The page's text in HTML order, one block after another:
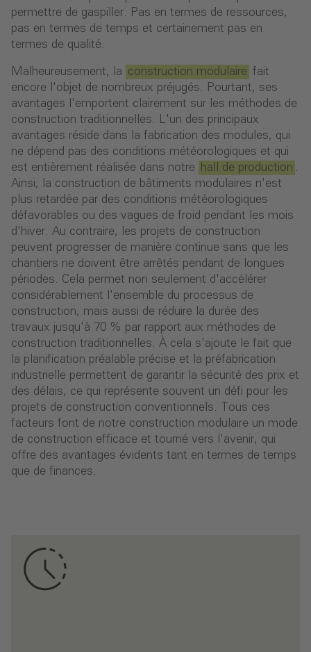
permettre de gaspiller. Pas en termes de ressources,
pas en termes de temps et certainement pas en
termes de qualité.
Malheureusement, la construction modulaire fait
encore l'objet de nombreux préjugés. Pourtant, ses
avantages l'emportent clairement sur les méthodes de
construction traditionnelles. L'un des principaux
avantages réside dans la fabrication des modules, qui
ne dépend pas des conditions météorologiques et qui
est entièrement réalisée dans notre
hall de production .
Ainsi, la construction de bâtiments modulaires n'est
plus retardée par des conditions météorologiques
défavorables ou des vagues de froid pendant les mois
d'hiver. Au contraire, les projets de construction
peuvent progresser de manière continue sans que les
chantiers ne doivent être arrêtés pendant de longues
périodes. Cela permet non seulement d'accélérer
considérablement l'ensemble du processus de
construction, mais aussi de réduire la durée des
travaux jusqu'à 70 % par rapport aux méthodes de
construction traditionnelles. À cela s'ajoute le fait que
la planification préalable précise et la préfabrication
industrielle permettent de garantir la sécurité des prix et
des délais, ce qui représente souvent un défi pour les
projets de construction conventionnels. Tous ces
facteurs font de notre construction modulaire un mode
de construction efficace et tourné vers l'avenir, qui
offre des avantages évidents tant en termes de temps
que de finances.